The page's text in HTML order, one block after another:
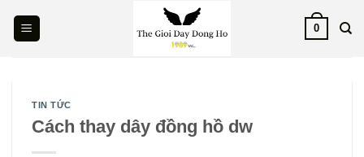
0
TIN TỨC
Cách thay dây đồng hồ dw